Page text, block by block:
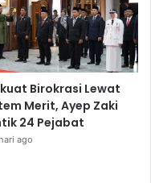
Birokrasi Lewat
Merit, Ayep Zaki
24 Pejabat
ago